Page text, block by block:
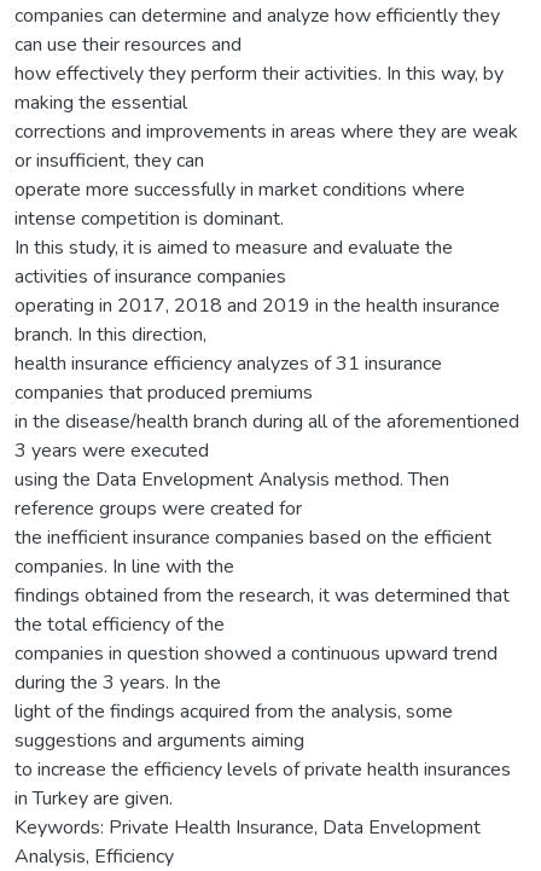
companies can determine and analyze how efficiently they
can use their resources and
how effectively they perform their activities. In this way, by
making the essential
corrections and improvements in areas where they are weak
or insufficient, they can
operate more successfully in market conditions where
intense competition is dominant.
In this study, it is aimed to measure and evaluate the
activities of insurance companies
operating in 2017, 2018 and 2019 in the health insurance
branch. In this direction,
health insurance efficiency analyzes of 31 insurance
companies that produced premiums
in the disease/health branch during all of the aforementioned
3 years were executed
using the Data Envelopment Analysis method. Then
reference groups were created for
the inefficient insurance companies based on the efficient
companies. In line with the
findings obtained from the research, it was determined that
the total efficiency of the
companies in question showed a continuous upward trend
during the 3 years. In the
light of the findings acquired from the analysis, some
suggestions and arguments aiming
to increase the efficiency levels of private health insurances
in Turkey are given.
Keywords: Private Health Insurance, Data Envelopment
Analysis, Efficiency